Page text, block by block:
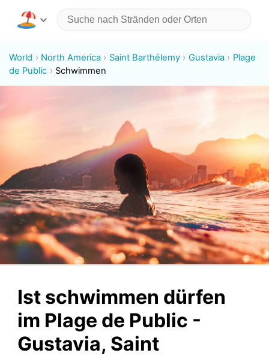
World North America Saint Barthélemy Gustavia
Plage
de Public
Schwimmen
Ist schwimmen dürfen
im Plage de Public -
Gustavia, Saint